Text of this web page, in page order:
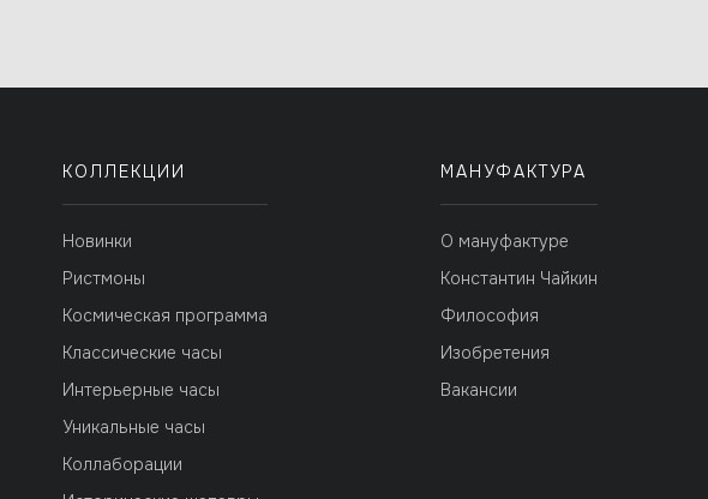
КОЛЛЕКЦИИ
Новинки
Ристмоны
Космическая программа
Классические часы
Интерьерные часы
Уникальные часы
Коллаборации
МАНУФАКТУРА
О мануфактуре
Константин Чайкин
Философия
Изобретения
Вакансии